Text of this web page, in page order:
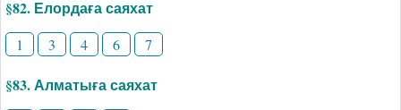
§82. Елордаға саяхат
1 3 4 6 7
§83. Алматыға саяхат